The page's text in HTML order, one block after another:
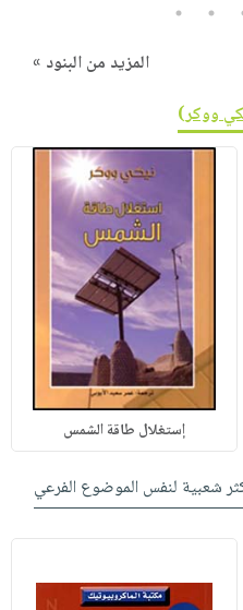
4
5
المزيد من البنود »
ووكر)
إستغلال طاقة الشمس
شعبية لنفس الموضوع الفرعي